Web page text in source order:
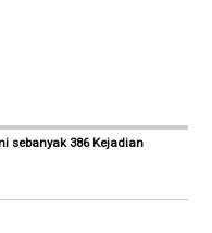
sebanyak 386 Kejadian